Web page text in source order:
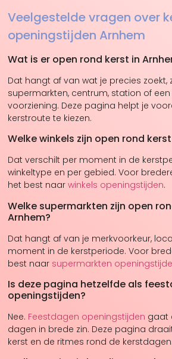
Veelgestelde vragen over
openingstijden Arnhem
Wat is er open rond kerst in
Dat hangt af van wat je precies zoekt,
supermarkten, centrum, station of
voorziening. Deze pagina helpt je
kerstroute te kiezen.
Welke winkels zijn open rond
Dat verschilt per moment in de
winkeltype en per gebied. Voor
het best naarwinkels openingstijden.
Welke supermarkten zijn open
Arnhem?
Dat hangt af van je merkvoorkeur,
moment in de kerstperiode. Voor
best naar supermarkten
Is deze pagina hetzelfde als
openingstijden?
Nee. Feestdagen openingstijden gaat
dagen in brede zin. Deze pagina
kerst en de ritmes rond de kerstdagen.